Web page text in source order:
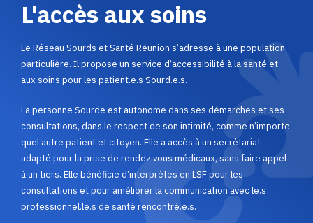
L'accès aux soins
Le Réseau Sourds et Santé Réunion s’adresse à une population
particulière. Il propose un service d’accessibilité à la santé et
aux soins pour les patient.e.s Sourd.e.s.
La personne Sourde est autonome dans ses démarches et ses
consultations, dans le respect de son intimité, comme n’importe
quel autre patient et citoyen. Elle a accès à un secrétariat
adapté pour la prise de rendez vous médicaux, sans faire appel
à un tiers. Elle bénéficie d’interprètes en LSF pour les
consultations et pour améliorer la communication avec le.s
professionnel.le.s de santé rencontré.e.s.